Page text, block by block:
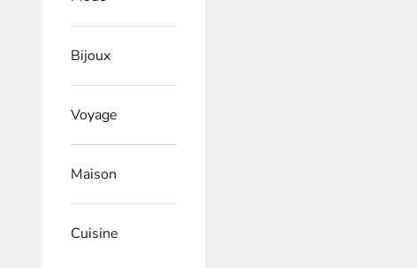
Bijoux
Voyage
Maison
Cuisine